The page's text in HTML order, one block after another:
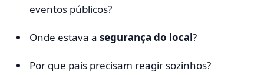
eventos públicos?
Onde estava a segurança do local?
Por que pais precisam reagir sozinhos?